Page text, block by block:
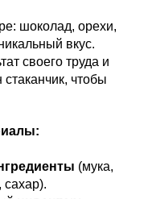
шоколад, орехи,
вкус.
своего труда и
чтобы
(мука,
сахар).